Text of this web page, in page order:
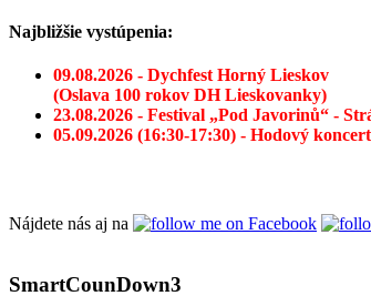
Najbližšie vystúpenia:
09.08.2026 - Dychfest Horný Lieskov
(Oslava 100 rokov DH Lieskovanky)
23.08.2026 - Festival „Pod Javorinů“ -
05.09.2026 (16:30-17:30) - Hodový
Nájdete nás aj na
SmartCounDown3